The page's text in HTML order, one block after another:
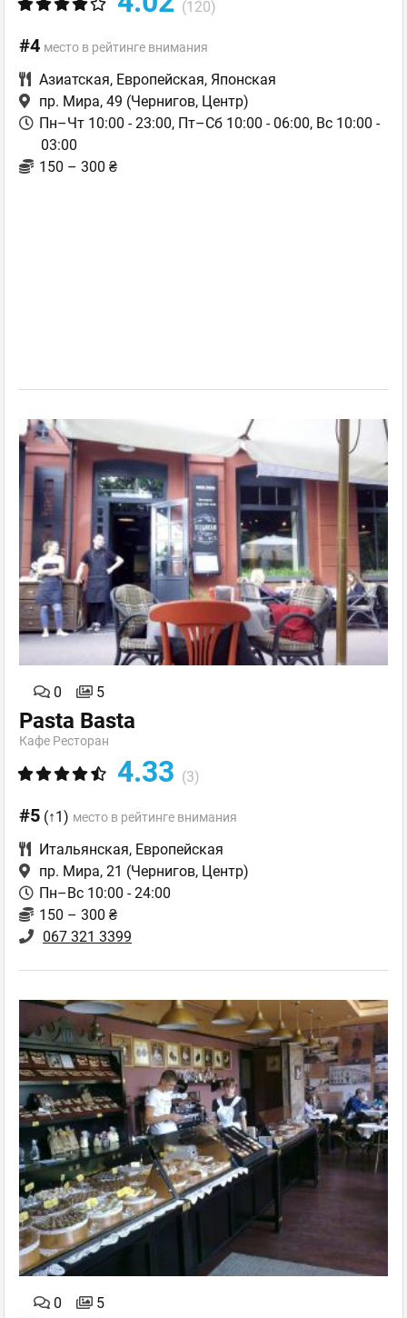
(120)
#4 место в рейтинге внимания
Азиатская, Европейская, Японская
пр. Мира, 49 (Чернигов, Центр)
Пн–Чт 10:00 - 23:00, Пт–Сб 10:00 - 06:00, Вс 10:00 -
03:00
150 – 300 ₴
0 5
Pasta Basta
Кафе Ресторан
4.33 (3)
#5 (↑1) место в рейтинге внимания
Итальянская, Европейская
пр. Мира, 21 (Чернигов, Центр)
Пн–Вс 10:00 - 24:00
150 – 300 ₴
067 321 3399
0 5